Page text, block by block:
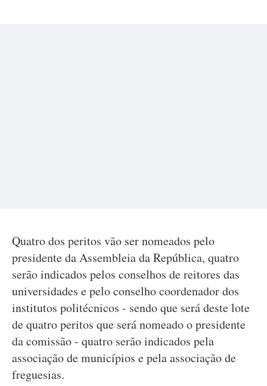
Quatro dos peritos vão ser nomeados pelo
presidente da Assembleia da República, quatro
serão indicados pelos conselhos de reitores das
universidades e pelo conselho coordenador dos
institutos politécnicos - sendo que será deste lote
de quatro peritos que será nomeado o presidente
da comissão - quatro serão indicados pela
associação de municípios e pela associação de
freguesias.